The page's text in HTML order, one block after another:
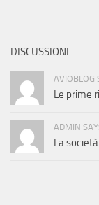
DISCUSSIONI
AVIOBLOG
Le prime
ADMIN
La